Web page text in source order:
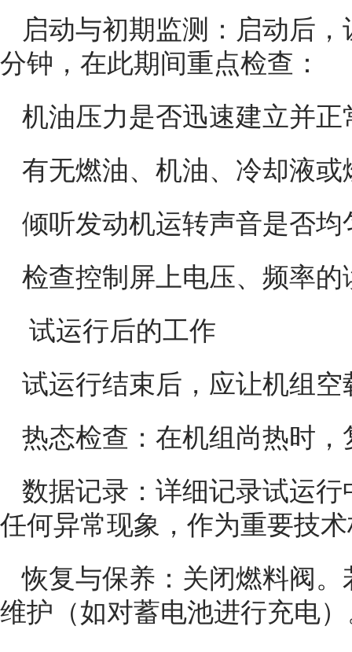
启动与初期监测：启动后
分钟，在此期间重点检查：
机油压力是否迅速建立并正
有无燃油、机油、冷却液或
倾听发动机运转声音是否
检查控制屏上电压、频率
试运行后的工作
试运行结束后，应让机组
热态检查：在机组尚热时
数据记录：详细记录试运
任何异常现象，作为重要技
恢复与保养：关闭燃料阀
维护（如对蓄电池进行充电